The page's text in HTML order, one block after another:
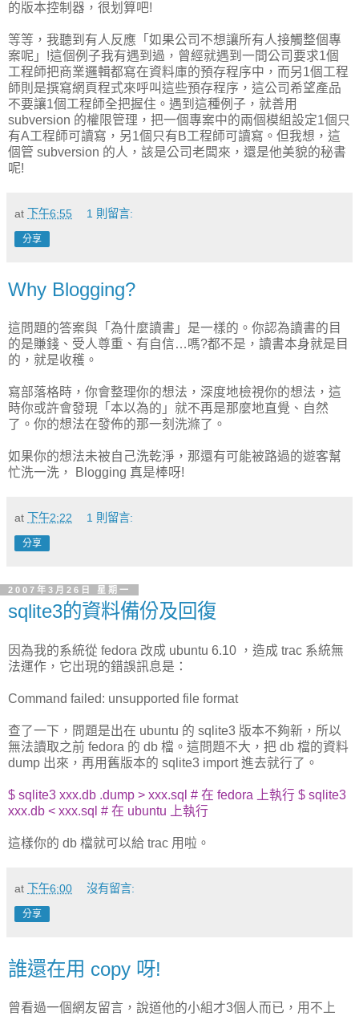
的版本控制器，很划算吧!
等等，我聽到有人反應「如果公司不想讓所有人接觸整個專
案呢」!這個例子我有遇到過，曾經就遇到一間公司要求1個
工程師把商業邏輯都寫在資料庫的預存程序中，而另1個工程
師則是撰寫網頁程式來呼叫這些預存程序，這公司希望產品
不要讓1個工程師全把握住。遇到這種例子，就善用
subversion 的權限管理，把一個專案中的兩個模組設定1個只
有A工程師可讀寫，另1個只有B工程師可讀寫。但我想，這
個管 subversion 的人，該是公司老闆來，還是他美貌的秘書
呢!
at 下午6:55 1 則留言:
分享
Why Blogging?
這問題的答案與「為什麼讀書」是一樣的。你認為讀書的目
的是賺錢、受人尊重、有自信…嗎?都不是，讀書本身就是目
的，就是收穫。
寫部落格時，你會整理你的想法，深度地檢視你的想法，這
時你或許會發現「本以為的」就不再是那麼地直覺、自然
了。你的想法在發佈的那一刻洗滌了。
如果你的想法未被自己洗乾淨，那還有可能被路過的遊客幫
忙洗一洗， Blogging 真是棒呀!
at 下午2:22 1 則留言:
分享
2007年3月26日 星期一
sqlite3的資料備份及回復
因為我的系統從 fedora 改成 ubuntu 6.10 ，造成 trac 系統無
法運作，它出現的錯誤訊息是：
Command failed: unsupported file format
查了一下，問題是出在 ubuntu 的 sqlite3 版本不夠新，所以
無法讀取之前 fedora 的 db 檔。這問題不大，把 db 檔的資料
dump 出來，再用舊版本的 sqlite3 import 進去就行了。
$ sqlite3 xxx.db .dump > xxx.sql # 在 fedora 上執行 $ sqlite3
xxx.db < xxx.sql # 在 ubuntu 上執行
這樣你的 db 檔就可以給 trac 用啦。
at 下午6:00 沒有留言:
分享
誰還在用 copy 呀!
曾看過一個網友留言，說道他的小組才3個人而已，用不上